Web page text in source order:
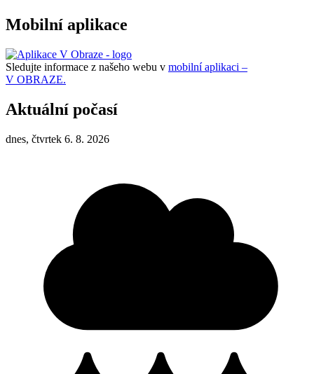
Mobilní aplikace
Sledujte informace z našeho webu v mobilní aplikaci –
V OBRAZE.
Aktuální počasí
dnes, čtvrtek 6. 8. 2026